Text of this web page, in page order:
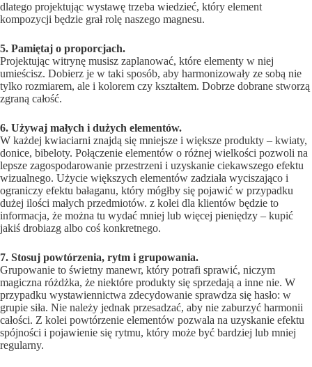
dlatego projektując wystawę trzeba wiedzieć, który element
kompozycji będzie grał rolę naszego magnesu.
5. Pamiętaj o proporcjach.
Projektując witrynę musisz zaplanować, które elementy w niej
umieścisz. Dobierz je w taki sposób, aby harmonizowały ze sobą nie
tylko rozmiarem, ale i kolorem czy kształtem. Dobrze dobrane stworzą
zgraną całość.
6. Używaj małych i dużych elementów.
W każdej kwiaciarni znajdą się mniejsze i większe produkty – kwiaty,
donice, bibeloty. Połączenie elementów o różnej wielkości pozwoli na
lepsze zagospodarowanie przestrzeni i uzyskanie ciekawszego efektu
wizualnego. Użycie większych elementów zadziała wyciszająco i
ograniczy efektu bałaganu, który mógłby się pojawić w przypadku
dużej ilości małych przedmiotów. z kolei dla klientów będzie to
informacja, że można tu wydać mniej lub więcej pieniędzy – kupić
jakiś drobiazg albo coś konkretnego.
7. Stosuj powtórzenia, rytm i grupowania.
Grupowanie to świetny manewr, który potrafi sprawić, niczym
magiczna różdżka, że niektóre produkty się sprzedają a inne nie. W
przypadku wystawiennictwa zdecydowanie sprawdza się hasło: w
grupie siła. Nie należy jednak przesadzać, aby nie zaburzyć harmonii
całości. Z kolei powtórzenie elementów pozwala na uzyskanie efektu
spójności i pojawienie się rytmu, który może być bardziej lub mniej
regularny.